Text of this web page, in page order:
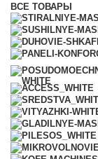
ВСЕ ТОВАРЫ